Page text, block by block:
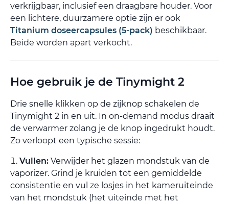
verkrijgbaar, inclusief een draagbare houder. Voor
een lichtere, duurzamere optie zijn er ook
Titanium doseercapsules (5-pack) beschikbaar.
Beide worden apart verkocht.
Hoe gebruik je de Tinymight 2
Drie snelle klikken op de zijknop schakelen de
Tinymight 2 in en uit. In on-demand modus draait
de verwarmer zolang je de knop ingedrukt houdt.
Zo verloopt een typische sessie:
Vullen: Verwijder het glazen mondstuk van de
vaporizer. Grind je kruiden tot een gemiddelde
consistentie en vul ze losjes in het kameruiteinde
van het mondstuk (het uiteinde met het